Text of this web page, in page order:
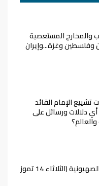
والمخارج المستعصية
وفلسطين وغزة...وإيران
تشييع الإمام القائد
دلالات ورسائل على
مقتطف الصحف الصهيونية (الثلاثاء 14 تموز